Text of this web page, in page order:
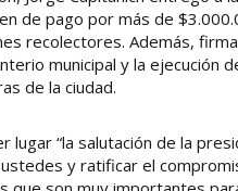
de pago por más de
recolectores. Además,
municipal y la ejecución
de la ciudad.
lugar “la salutación de la
y ratificar el